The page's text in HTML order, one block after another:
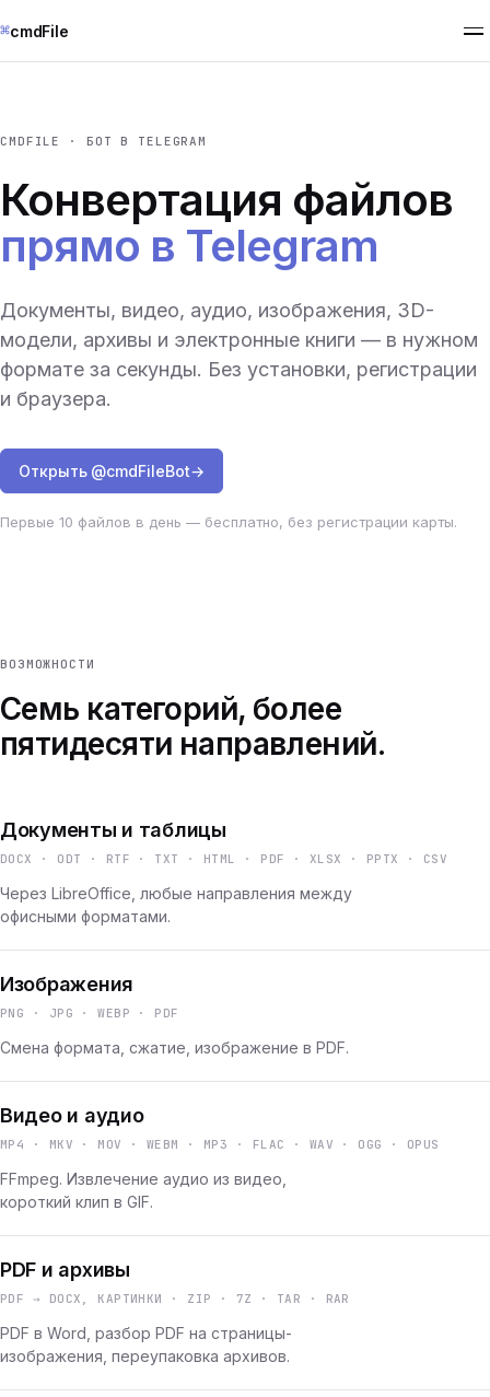
⌘cmdFile
CMDFILE · БОТ В TELEGRAM
Конвертация файлов
прямо в Telegram
Документы, видео, аудио, изображения, 3D-
модели, архивы и электронные книги — в нужном
формате за секунды. Без установки, регистрации
и браузера.
Открыть @cmdFileBot→
Первые 10 файлов в день — бесплатно, без регистрации карты.
ВОЗМОЖНОСТИ
Семь категорий, более
пятидесяти направлений.
Документы и таблицы
DOCX · ODT · RTF · TXT · HTML · PDF · XLSX · PPTX · CSV
Через LibreOffice, любые направления между
офисными форматами.
Изображения
PNG · JPG · WEBP · PDF
Смена формата, сжатие, изображение в PDF.
Видео и аудио
MP4 · MKV · MOV · WEBM · MP3 · FLAC · WAV · OGG · OPUS
FFmpeg. Извлечение аудио из видео,
короткий клип в GIF.
PDF и архивы
PDF → DOCX, КАРТИНКИ · ZIP · 7Z · TAR · RAR
PDF в Word, разбор PDF на страницы-
изображения, переупаковка архивов.